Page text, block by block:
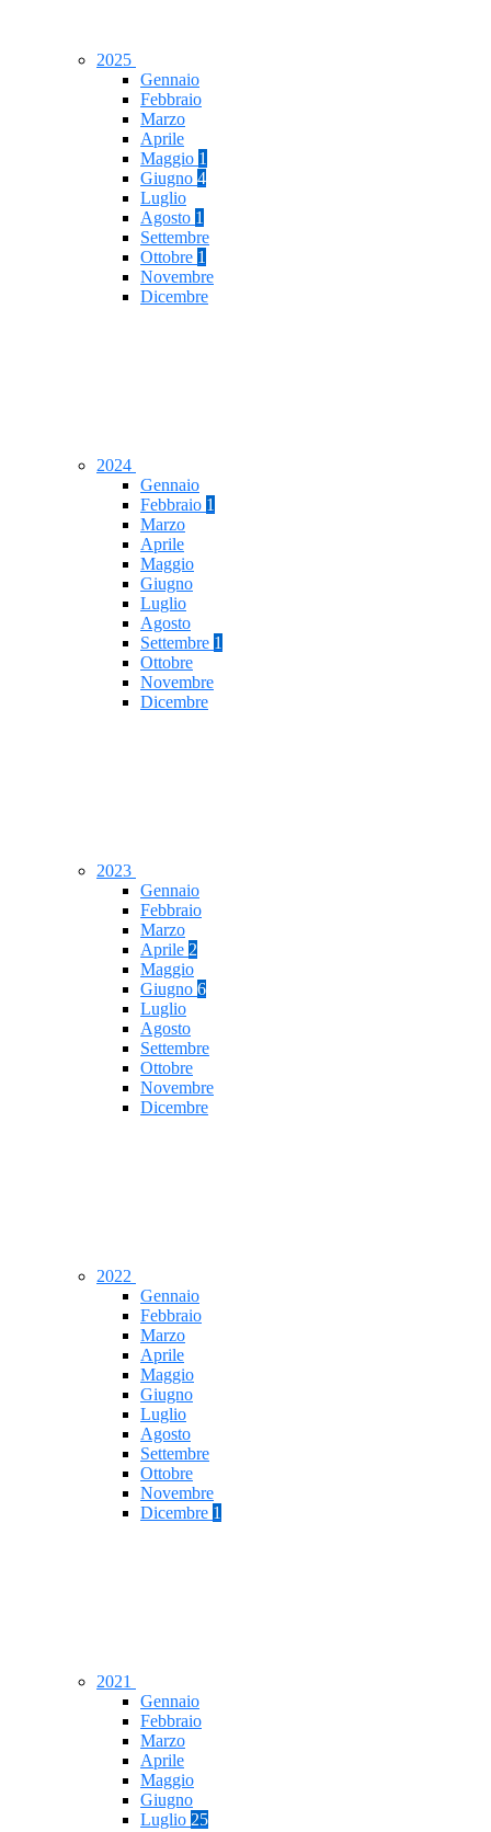
2025
Gennaio
Febbraio
Marzo
Aprile
Maggio 1
Giugno 4
Luglio
Agosto 1
Settembre
Ottobre 1
Novembre
Dicembre
2024
Gennaio
Febbraio 1
Marzo
Aprile
Maggio
Giugno
Luglio
Agosto
Settembre 1
Ottobre
Novembre
Dicembre
2023
Gennaio
Febbraio
Marzo
Aprile 2
Maggio
Giugno 6
Luglio
Agosto
Settembre
Ottobre
Novembre
Dicembre
2022
Gennaio
Febbraio
Marzo
Aprile
Maggio
Giugno
Luglio
Agosto
Settembre
Ottobre
Novembre
Dicembre 1
2021
Gennaio
Febbraio
Marzo
Aprile
Maggio
Giugno
Luglio 25